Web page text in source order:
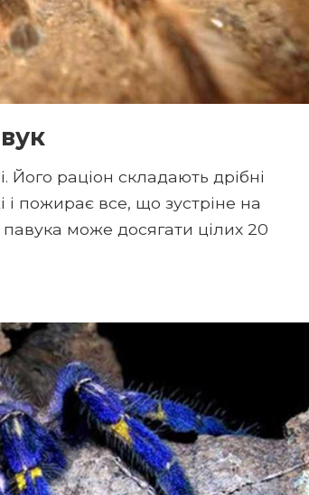
Його раціон складають дрібні
і пожирає все, що зустріне на
може досягати цілих 20